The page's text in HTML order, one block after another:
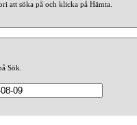
att söka på och klicka på Hämta.
Sök.